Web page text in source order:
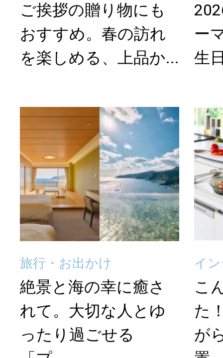
ご挨拶の贈り物にも
おすすめ。春の訪れ
を楽しめる、上品か...
ー
生
旅行・お出かけ
絶景と海の幸に癒さ
れて。大切な人とゆ
ったり過ごせる
イ
こ
た
が